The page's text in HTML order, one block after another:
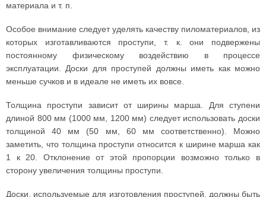
материала и т. п.
Особое внимание следует уделять качеству пиломатериалов, из
которых изготавливаются проступи, т. к. они подвержены
постоянному физическому воздействию в процессе
эксплуатации. Доски для проступей должны иметь как можно
меньше сучков и в идеале не иметь их вовсе.
Толщина проступи зависит от ширины марша. Для ступени
длиной 800 мм (1000 мм, 1200 мм) следует использовать доски
толщиной 40 мм (50 мм, 60 мм соответственно). Можно
заметить, что толщина проступи относится к ширине марша как
1 к 20. Отклонение от этой пропорции возможно только в
сторону увеличения толщины проступи.
Доски, используемые для изготовления проступей, должны быть